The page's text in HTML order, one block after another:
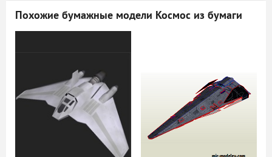
Похожие бумажные модели Космос из бумаги